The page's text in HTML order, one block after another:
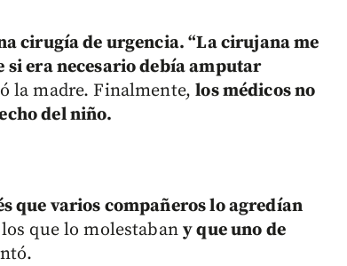
cirugía de urgencia. “La cirujana me
era necesario debía amputar
la madre. Finalmente,los médicos no
del niño.
que varios compañeros lo agredían
que lo molestabany que uno de